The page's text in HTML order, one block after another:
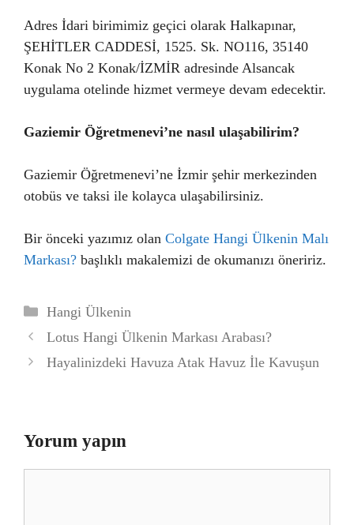
Adres İdari birimimiz geçici olarak Halkapınar,
ŞEHİTLER CADDESİ, 1525. Sk. NO116, 35140
Konak No 2 Konak/İZMİR adresinde Alsancak
uygulama otelinde hizmet vermeye devam edecektir.
Gaziemir Öğretmenevi’ne nasıl ulaşabilirim?
Gaziemir Öğretmenevi’ne İzmir şehir merkezinden
otobüs ve taksi ile kolayca ulaşabilirsiniz.
Bir önceki yazımız olan Colgate Hangi Ülkenin Malı
Markası? başlıklı makalemizi de okumanızı öneririz.
Kategoriler
Hangi Ülkenin
Lotus Hangi Ülkenin Markası Arabası?
Hayalinizdeki Havuza Atak Havuz İle Kavuşun
Yorum yapın